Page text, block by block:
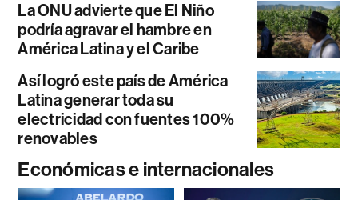
La ONU advierte que El Niño
podría agravar el hambre en
América Latina y el Caribe
Así logró este país de América
Latina generar toda su
electricidad con fuentes 100%
renovables
Económicas e internacionales